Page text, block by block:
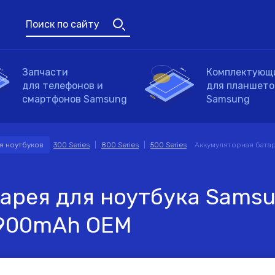
Поиск по сайту
Петли для
ноутбуков
Запчасти
для телефонов и
смартфонов Samsung
для
Samsung
Для планшетов Универсальные аксессуары
устройства, модель или
ноутбуков 300 Series 800 Series 500 Series Аккумуляторная
для ноутбука
OEM